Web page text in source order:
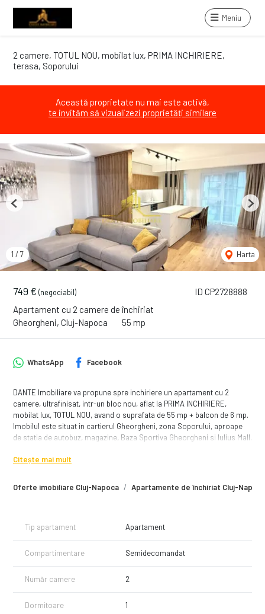
Meniu
2 camere, TOTUL NOU, mobilat lux, PRIMA INCHIRIERE,
terasa, Soporului
Această proprietate nu mai este activă,
te invităm să vizualizezi proprietăți similare
ID CP2728888
749 € (negociabil)
Apartament cu 2 camere de închiriat
Gheorgheni, Cluj-Napoca
55 mp
1 / 7 Harta
Previous Next
Oferte imobiliare Cluj-Napoca Apartamente de închiriat Cluj-Napoca
WhatsApp Facebook
DANTE Imobiliare va propune spre inchiriere un apartament cu 2
camere, ultrafinisat, intr-un bloc nou, aflat la PRIMA INCHIRIERE,
mobilat lux, TOTUL NOU, avand o suprafata de 55 mp + balcon de 6 mp.
Imobilul este situat in cartierul Gheorgheni, zona Soporului, aproape
de statia de autobuz, magazine, Baza Sportiva Gheorgheni si Iulius Mall.
Apartamentul este situat la etajul 3 din 7 ,blocul este dotat cu doua
acces la balcon
- dormitor cu pat matrimonial si dressing generos
- balcon
Separat, se poate inchiria un loc de parcare subteran pentru 50
euro/luna!
Pentru vizionari sau alte informatii va stam la dispozitie!
Citește mai mult
Tip apartament Apartament
Compartimentare Semidecomandat
Număr camere 2
Dormitoare 1